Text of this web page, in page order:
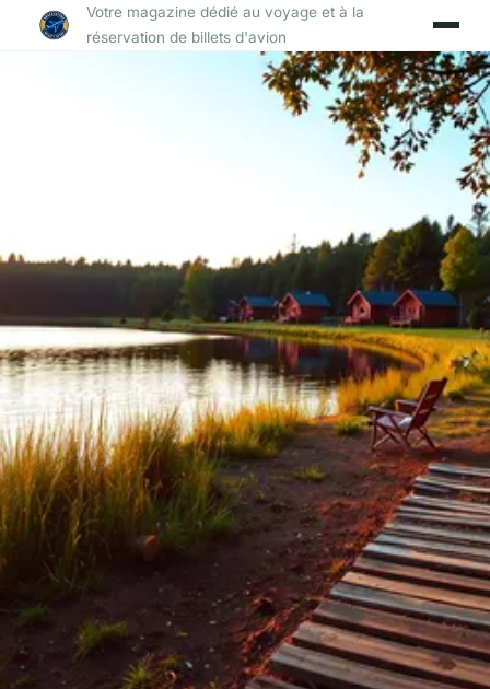
Votre magazine dédié au voyage et à la
réservation de billets d'avion